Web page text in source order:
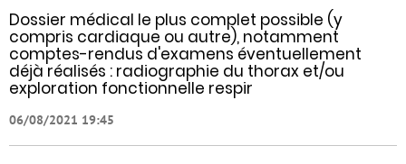
Dossier médical le plus complet possible (y
compris cardiaque ou autre), notamment
comptes-rendus d'examens éventuellement
déjà réalisés : radiographie du thorax et/ou
exploration fonctionnelle respir
06/08/2021 19:45